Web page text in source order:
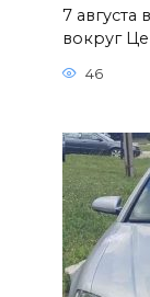
7 августа
вокруг
46